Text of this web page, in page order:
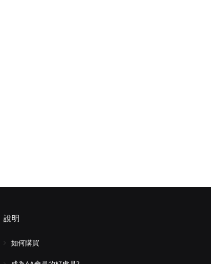
說明
如何購買